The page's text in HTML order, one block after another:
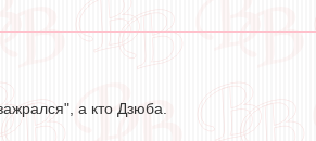
а кто Дзюба.